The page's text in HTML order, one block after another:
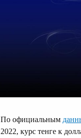
По официальным
2022, курс тенге к